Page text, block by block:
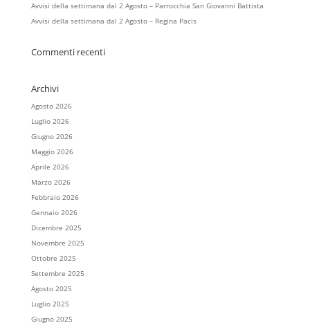
Avvisi della settimana dal 2 Agosto – Parrocchia San Giovanni Battista
Avvisi della settimana dal 2 Agosto – Regina Pacis
Commenti recenti
Archivi
Agosto 2026
Luglio 2026
Giugno 2026
Maggio 2026
Aprile 2026
Marzo 2026
Febbraio 2026
Gennaio 2026
Dicembre 2025
Novembre 2025
Ottobre 2025
Settembre 2025
Agosto 2025
Luglio 2025
Giugno 2025